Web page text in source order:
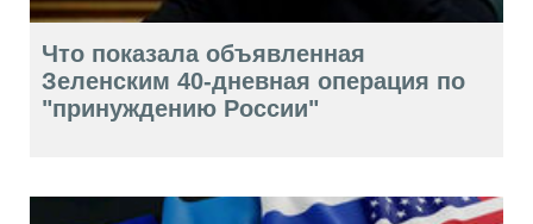
Что показала объявленная
Зеленским 40-дневная операция по
"принуждению России"